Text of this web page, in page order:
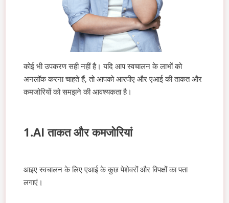
कोई भी उपकरण सही नहीं है। यदि आप स्वचालन के लाभों को
अनलॉक करना चाहते हैं, तो आपको आरपीए और एआई की ताकत और
कमजोरियों को समझने की आवश्यकता है।
1.AI ताकत और कमजोरियां
आइए स्वचालन के लिए एआई के कुछ पेशेवरों और विपक्षों का पता
लगाएं।